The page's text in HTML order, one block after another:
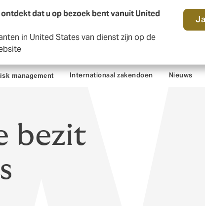
dat u op bezoek bent vanuit United
in United States van dienst zijn op de
Ja
management Internationaal zakendoen Nieuws
bezit